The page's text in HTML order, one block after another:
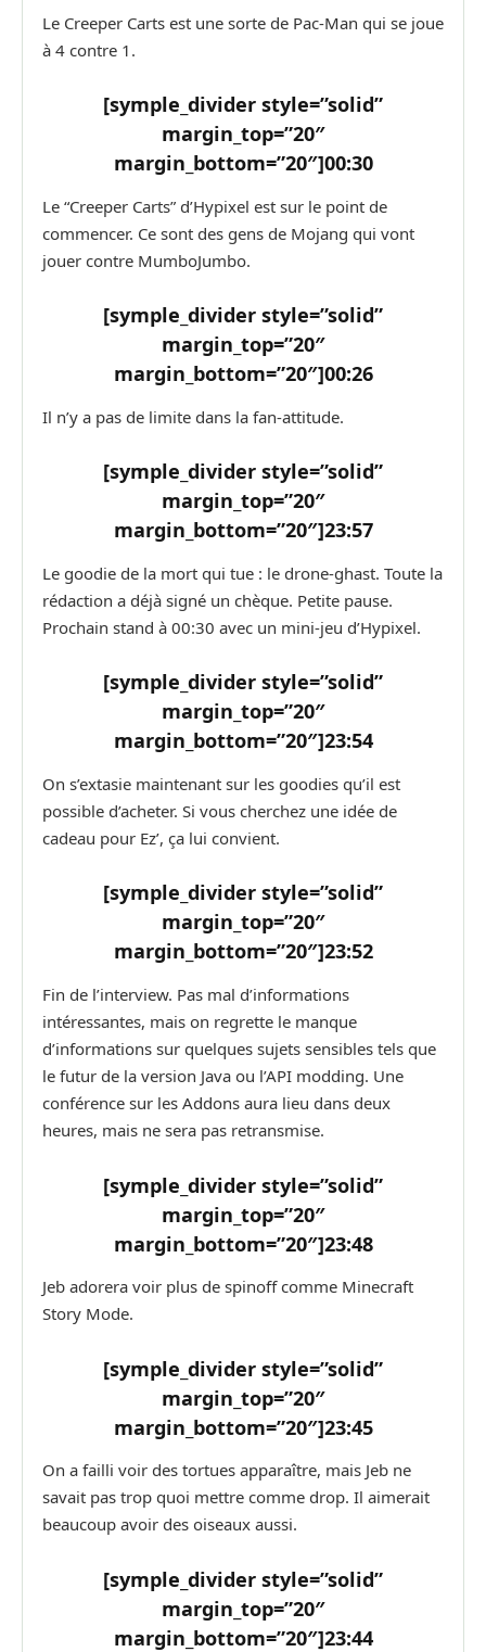
Le Creeper Carts est une sorte de Pac-Man qui se joue
à 4 contre 1.
[symple_divider style=”solid”
margin_top=”20″
margin_bottom=”20″]00:30
Le “Creeper Carts” d’Hypixel est sur le point de
commencer. Ce sont des gens de Mojang qui vont
jouer contre MumboJumbo.
[symple_divider style=”solid”
margin_top=”20″
margin_bottom=”20″]00:26
Il n’y a pas de limite dans la fan-attitude.
[symple_divider style=”solid”
margin_top=”20″
margin_bottom=”20″]23:57
Le goodie de la mort qui tue : le drone-ghast. Toute la
rédaction a déjà signé un chèque. Petite pause.
Prochain stand à 00:30 avec un mini-jeu d’Hypixel.
[symple_divider style=”solid”
margin_top=”20″
margin_bottom=”20″]23:54
On s’extasie maintenant sur les goodies qu’il est
possible d’acheter. Si vous cherchez une idée de
cadeau pour Ez’, ça lui convient.
[symple_divider style=”solid”
margin_top=”20″
margin_bottom=”20″]23:52
Fin de l’interview. Pas mal d’informations
intéressantes, mais on regrette le manque
d’informations sur quelques sujets sensibles tels que
le futur de la version Java ou l’API modding. Une
conférence sur les Addons aura lieu dans deux
heures, mais ne sera pas retransmise.
[symple_divider style=”solid”
margin_top=”20″
margin_bottom=”20″]23:48
Jeb adorera voir plus de spinoff comme Minecraft
Story Mode.
[symple_divider style=”solid”
margin_top=”20″
margin_bottom=”20″]23:45
On a failli voir des tortues apparaître, mais Jeb ne
savait pas trop quoi mettre comme drop. Il aimerait
beaucoup avoir des oiseaux aussi.
[symple_divider style=”solid”
margin_top=”20″
margin_bottom=”20″]23:44